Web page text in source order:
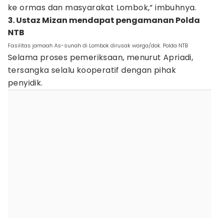
ke ormas dan masyarakat Lombok,” imbuhnya.
3. Ustaz Mizan mendapat pengamanan Polda
NTB
Fasilitas jamaah As-sunah di Lombok dirusak warga/dok. Polda NTB
Selama proses pemeriksaan, menurut Apriadi,
tersangka selalu kooperatif dengan pihak
penyidik.